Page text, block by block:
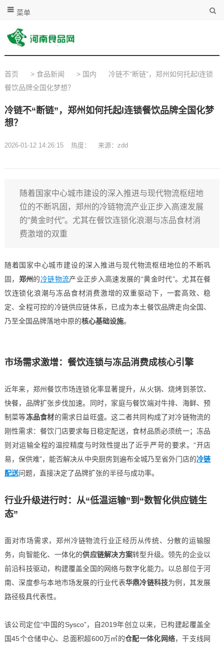
菜单
首页 > 食品新闻 > 国内
冷链不“断链”，郑州如何托起l连锁
餐饮品牌全国化梦想？
冷链不“断链”，郑州如何托起l连锁餐饮品牌全国化梦
想？
2026-01-12 14:26:15 热度： 来源：zdd
随着国家中心城市建设的深入推进与现代物流枢纽地
位的不断巩固，郑州的冷链物流产业正步入高速发展
的“黄金时代”。尤其在餐饮连锁化浪潮与冻品食材消
费激增的双重
随着国家中心城市建设的深入推进与现代物流枢纽地位的不断巩
固， 郑州的冷链物流产业正步入高速发展的“黄金时代”。尤其在餐
饮连锁化浪潮与冻品食材消费激增的双重驱动下，一套高效、稳
定、全程可控的冷链供应链体系，已成为本土餐饮品牌走向全国、
乃至全国品牌落地中原的核心基础设施。
市场需求激增：餐饮连锁与冻品消费成核心引擎
近年来，郑州餐饮市场连锁化率显著提升，从火锅、烧烤到茶饮、
快餐，品牌扩张步伐加速。同时，家庭与餐饮端对牛排、海鲜、预
制菜等冻品食材的需求日益旺盛。这二者共同构成了对冷链物流的
刚性需求：餐饮门店要求每日稳定配送，食材品质必须统一；冻品
则对运输全程的温控精度与时效性提出了近乎严苛的要求。“开店
易，保供难”，能否解决从中央厨房到遍布全城乃至省外门店的冷链
配送问题，直接决定了品牌扩张的半径与成功率。
行业升级进行时：从“低温运输”到“数智化供应链生
态”
面对市场需求，郑州冷链物流行业正经历从传统、分散的运输服
务，向智能化、一体化的供应链解决方案转型升级。领先的企业以
前沿科技驱动，构建覆盖全国的网络与数字化能力。以总部位于河
南、深度参与本地市场发展的行业代表华鼎冷链科技为例，其发展
路径极具代表性。
该公司定位“中国的Sysco”，自2019年创立以来，已构建起覆盖全
国45个仓储中心、总面积超600万㎡的仓配一体化网络，干支线网